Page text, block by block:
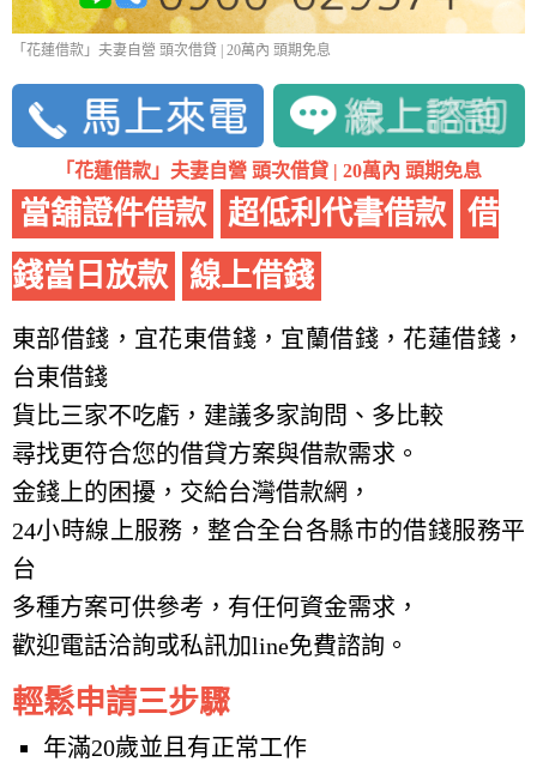
「花蓮借款」夫妻自營 頭次借貸 | 20萬內 頭期免息
「花蓮借款」夫妻自營 頭次借貸 | 20萬內 頭期免息
當舖證件借款 超低利代書借款
借
錢當日放款
線上借錢
東部借錢，宜花東借錢，宜蘭借錢，花蓮借錢，
台東借錢
貨比三家不吃虧，建議多家詢問、多比較
尋找更符合您的借貸方案與借款需求。
金錢上的困擾，交給台灣借款網，
24小時線上服務，整合全台各縣市的借錢服務平
台
多種方案可供參考，有任何資金需求，
歡迎電話洽詢或私訊加line免費諮詢。
輕鬆申請三步驟
年滿20歲並且有正常工作